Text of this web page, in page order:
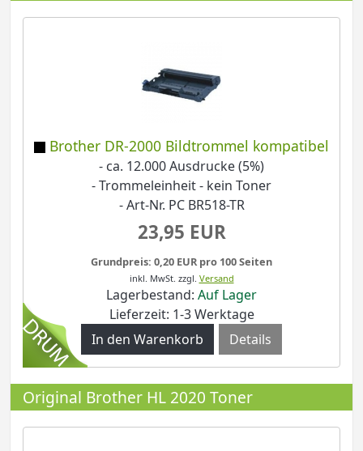
Brother DR-2000 Bildtrommel kompatibel
- ca. 12.000 Ausdrucke (5%)
- Trommeleinheit - kein Toner
- Art-Nr. PC BR518-TR
23,95 EUR
Grundpreis: 0,20 EUR pro 100 Seiten
inkl. MwSt. zzgl. Versand
Lagerbestand: Auf Lager
Lieferzeit: 1-3 Werktage
Details
Original Brother HL 2020 Toner